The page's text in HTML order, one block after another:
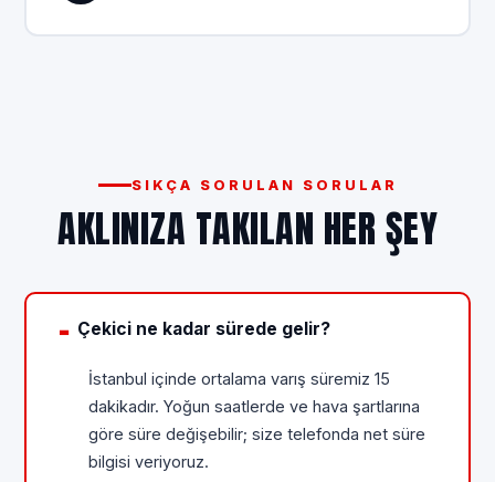
SIKÇA SORULAN SORULAR
AKLINIZA TAKILAN HER ŞEY
Çekici ne kadar sürede gelir?
İstanbul içinde ortalama varış süremiz 15
dakikadır. Yoğun saatlerde ve hava şartlarına
göre süre değişebilir; size telefonda net süre
bilgisi veriyoruz.